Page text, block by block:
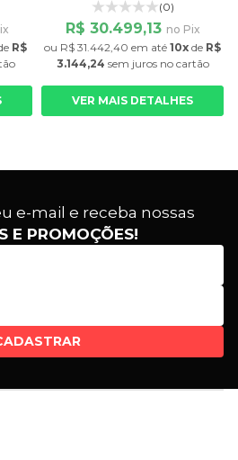
R$
CRIO
(0)
R$ 30.499,13 no Pix
ou R$ 31.442,40 em até 10x de R$
3.144,24 sem jurosno cartão
VER MAIS DETALHES
e-mail e receba nossas
E PROMOÇÕES!